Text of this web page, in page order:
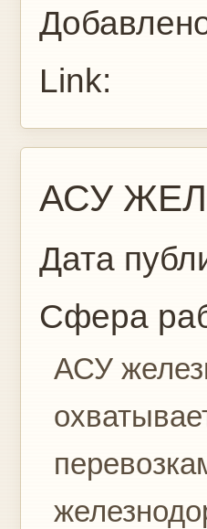
Link:
АСУ
Дата
Сфера
АСУ